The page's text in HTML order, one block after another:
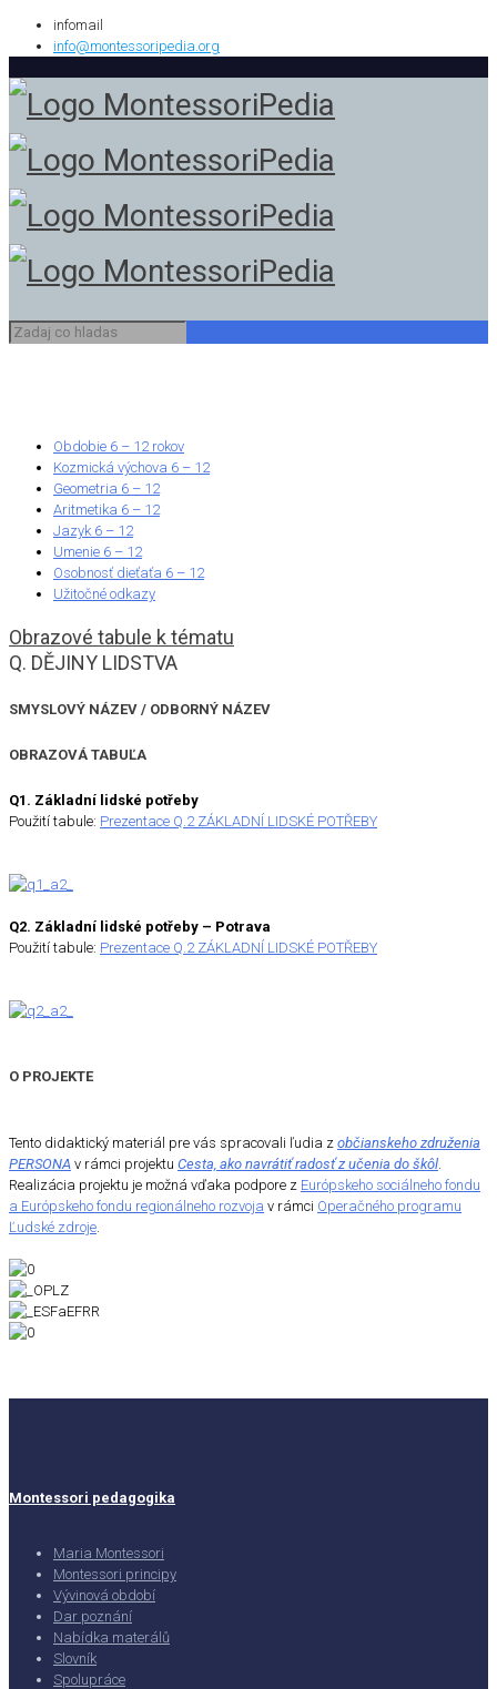
infomail
info@montessoripedia.org
Obdobie 6 – 12 rokov
Kozmická výchova 6 – 12
Geometria 6 – 12
Aritmetika 6 – 12
Jazyk 6 – 12
Umenie 6 – 12
Osobnosť dieťaťa 6 – 12
Užitočné odkazy
Obrazové tabule k tématu
Q. DĚJINY LIDSTVA
SMYSLOVÝ NÁZEV / ODBORNÝ NÁZEV
OBRAZOVÁ TABUĽA
Q1. Základní lidské potřeby
Použití tabule: Prezentace Q.2 ZÁKLADNÍ LIDSKÉ POTŘEBY
Q2. Základní lidské potřeby – Potrava
Použití tabule: Prezentace Q.2 ZÁKLADNÍ LIDSKÉ POTŘEBY
O PROJEKTE
Tento didaktický materiál pre vás spracovali ľudia z občianskeho združenia
PERSONA v rámci projektu Cesta, ako navrátiť radosť z učenia do škôl.
Realizácia projektu je možná vďaka podpore z Európskeho sociálneho fondu
a Európskeho fondu regionálneho rozvoja v rámci Operačného programu
Ľudské zdroje.
Montessori pedagogika
Maria Montessori
Montessori principy
Vývinová období
Dar poznání
Nabídka materálů
Slovník
Spolupráce